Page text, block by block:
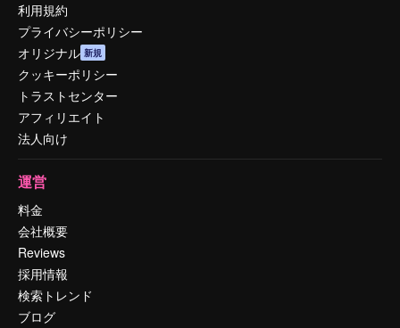
利用規約
プライバシーポリシー
オリジナル 新規
クッキーポリシー
トラストセンター
アフィリエイト
法人向け
運営
料金
会社概要
Reviews
採用情報
検索トレンド
ブログ